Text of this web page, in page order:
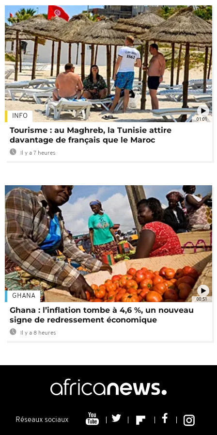
01:01
INFO
Tourisme : au Maghreb, la Tunisie attire
davantage de français que le Maroc
Il y a 7 heures
00:51
GHANA
Ghana : l’inflation tombe à 4,6 %, un nouveau
signe de redressement économique
Il y a 8 heures
Réseaux sociaux